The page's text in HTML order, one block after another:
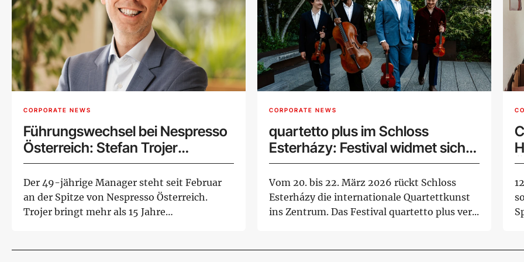
CORPORATE NEWS
Führungswechsel bei Nespresso
Österreich: Stefan Trojer
übernimmt die Geschäftsführung
Der 49-jährige Manager steht seit Februar
an der Spitze von Nespresso Österreich.
Trojer bringt mehr als 15 Jahre
CORPORATE NEWS
quartetto plus im Schloss
Esterházy: Festival widmet sich
dem Ursprung des
Streichquartetts
Vom 20. bis 22. März 2026 rückt Schloss
Esterházy die internationale Quartettkunst
ins Zentrum. Das Festival quartetto plus ver...